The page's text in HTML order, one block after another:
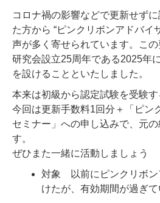
コロナ禍の影響などで更新せず
た方から “ピンクリボンアドバイ
声が多く寄せられています。こ
研究会設立25周年である2025年
を設けることといたしました。
本来は初級から認定試験を受験す
今回は更新手数料1回分＋「ピン
セミナー」への申し込みで、元
す。
ぜひまた一緒に活動しましょう
対象 以前にピンクリボン
けたが、有効期間が過ぎ